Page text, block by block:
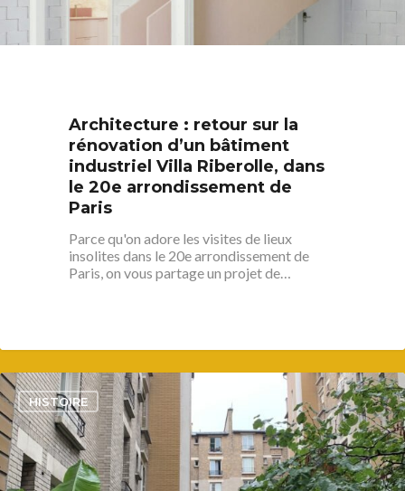
Architecture : retour sur la
rénovation d’un bâtiment
industriel Villa Riberolle, dans
le 20e arrondissement de
Paris
Parce qu'on adore les visites de lieux
insolites dans le 20e arrondissement de
Paris, on vous partage un projet de…
HISTOIRE
3
Au quotidien
Commerces
Immobilier
Politique locale
Se régaler
Bars et cafés
Street food
Se bouger
Balades
Culture
Belleville /
Jourdain
Père Lachaise /
Plaine Lagny
Saint-Blaise / Réunion
À propos